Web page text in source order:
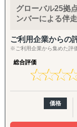
CEO/COOがプロ
し、責任を持って
【海外進出パッケ
海外展開の「最初
査・現地規制調査
でを短期集中で実
つなげます。
【海外進出パッケ
準備・戦略フェー
をもってサポート
特に台湾市場では
ビジネスチャンス
挑戦を迷っている
貴社の製品・サー
の海外展開戦略を
グローバル25拠
ンバーによる伴
ご利用企業からの
※ご利用企業から集めた評
総合評価
★★★
★★★
価格